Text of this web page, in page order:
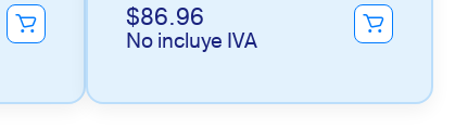
$86.96
No incluye IVA